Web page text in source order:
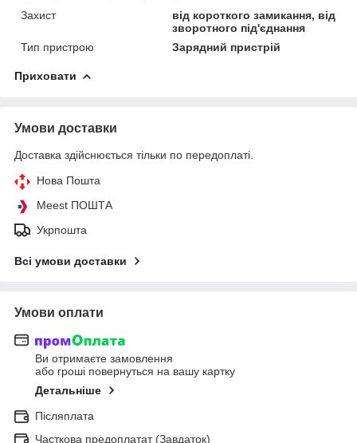
Захист
від короткого замикання, від
зворотного під'єднання
Тип пристрою
Зарядний пристрій
Приховати
Умови доставки
Доставка здійснюється тільки по передоплаті.
Нова Пошта
Meest ПОШТА
Укрпошта
Всі умови доставки
Умови оплати
Ви отримаєте замовлення
або гроші повернуться на вашу картку
Детальніше
Післяплата
Часткова предоплатат (Завдаток)